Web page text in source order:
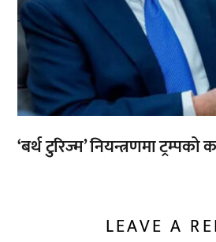
‘बर्थ टुरिज्म’ नियन्त्रणमा ट्रम्पको
LEAVE A